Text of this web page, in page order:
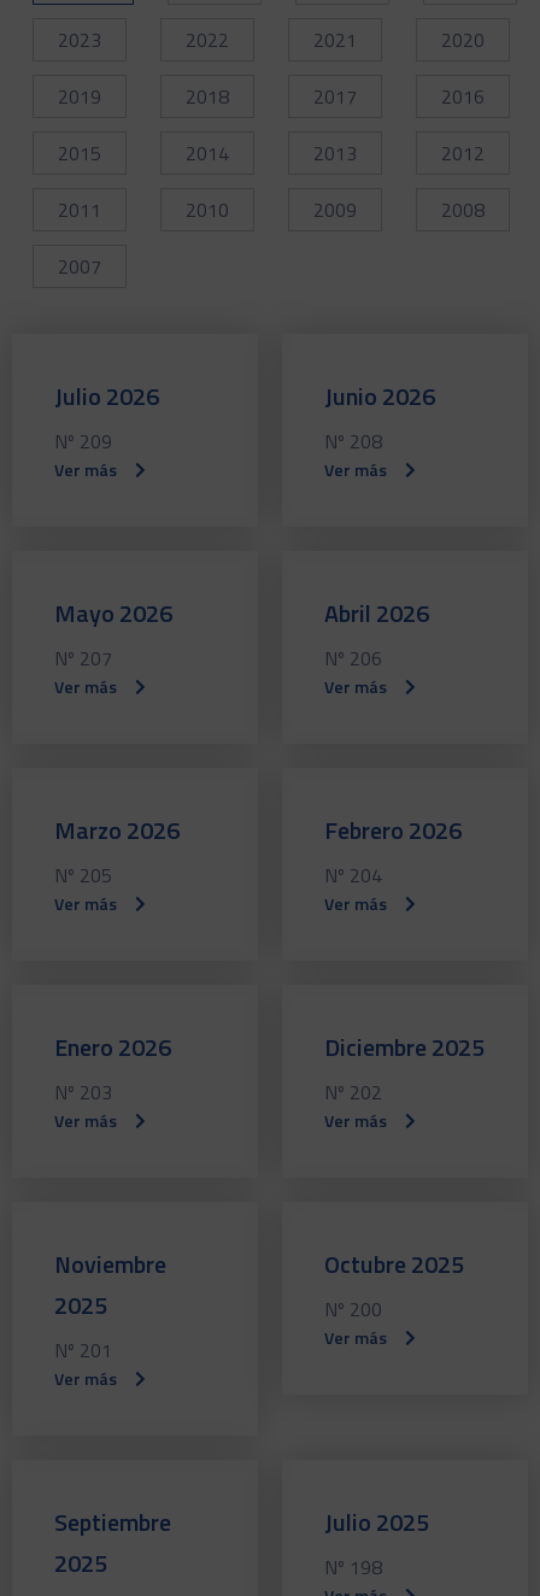
2023
2022 2021
2020
2019
2018 2017
2016
2015
2014 2013
2012
2011
2010 2009
2008
2007
Julio 2026
Nº 209
Ver más
Junio 2026
Nº 208
Ver más
Mayo 2026
Nº 207
Ver más
Abril 2026
Nº 206
Ver más
Marzo 2026
Nº 205
Ver más
Febrero 2026
Nº 204
Ver más
Enero 2026
Nº 203
Ver más
Diciembre 2025
Nº 202
Ver más
Noviembre
2025
Nº 201
Ver más
Octubre 2025
Nº 200
Ver más
Septiembre
2025
Julio 2025
Nº 198